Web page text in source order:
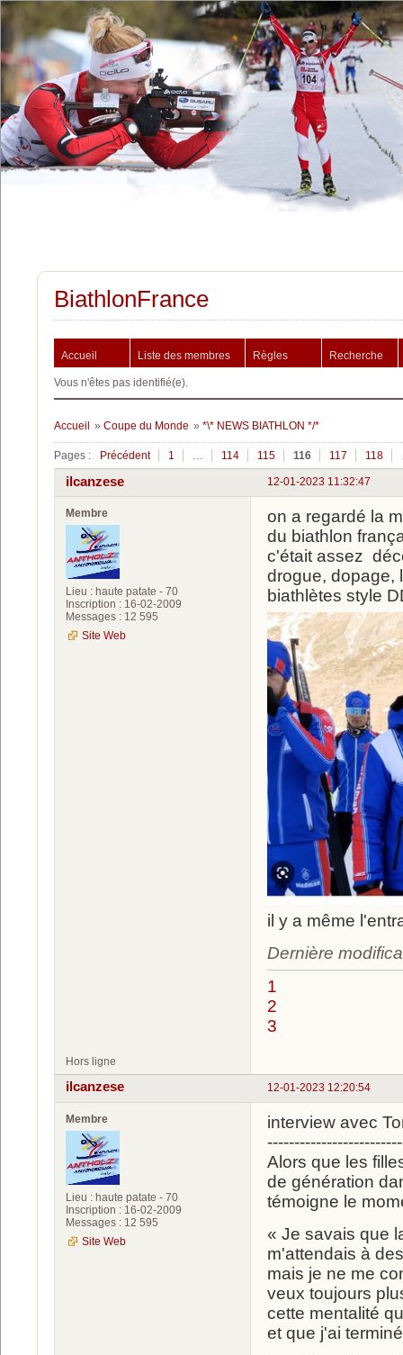
BiathlonFrance
Accueil Liste des membres Règles Recherche
Vous n'êtes pas identifié(e).
Accueil » Coupe du Monde » *\* NEWS BIATHLON */*
Pages : Précédent 1 … 114 115 116 117 118
12-01-2023 11:32:47
ilcanzese
Membre
Lieu : haute patate - 70
Inscription : 16-02-2009
Messages : 12 595
Site Web
on a regardé la
du biathlon
c'était assez
drogue, dopage,
biathlètes style
il y a même
Dernière
1
2
3
Hors ligne
12-01-2023 12:20:54
ilcanzese
Membre
Lieu : haute patate - 70
Inscription : 16-02-2009
Messages : 12 595
Site Web
interview avec
Alors que les
de génération
témoigne le
« Je savais que
m'attendais à
mais je ne me
veux toujours
cette mentalité
et que j'ai